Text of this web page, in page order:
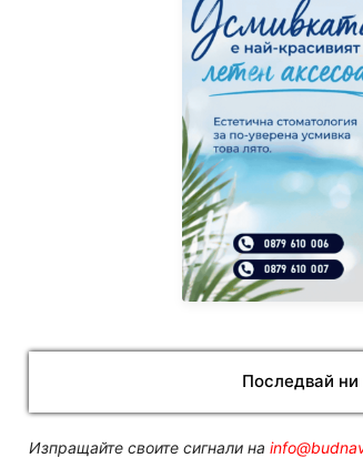
Последвай ни
Изпращайте своите сигнали на